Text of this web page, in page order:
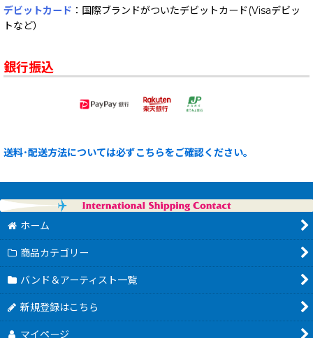
デビットカード ：国際ブランドがついたデビットカード(Visaデビッ
トなど）
銀行振込
送料･配送方法については必ずこちらをご確認ください。
ホーム
商品カテゴリー
バンド＆アーティスト一覧
新規登録はこちら
マイページ